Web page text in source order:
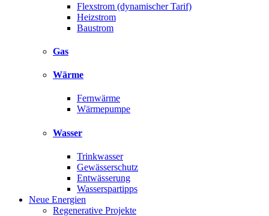
Flexstrom (dynamischer Tarif)
Heizstrom
Baustrom
Gas
Wärme
Fernwärme
Wärmepumpe
Wasser
Trinkwasser
Gewässerschutz
Entwässerung
Wasserspartipps
Neue Energien
Regenerative Projekte